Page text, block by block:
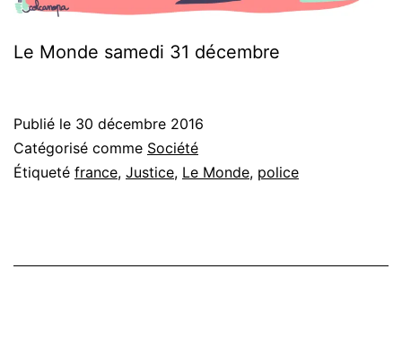
Le Monde samedi 31 décembre
Publié le 30 décembre 2016
Catégorisé comme Société
Étiqueté france, Justice, Le Monde, police